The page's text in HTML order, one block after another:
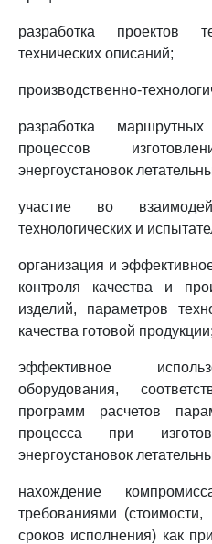
разработка проектов
технических описаний;
производственно-
разработка
процессов
энергоустановок
участие во
технологических и
организация и
контроля качества и
изделий, параметров
качества готовой продукции;
эффективное
оборудования,
программ расчетов
процесса при
энергоустановок
нахождение
требованиями (стоимости,
сроков исполнения) как